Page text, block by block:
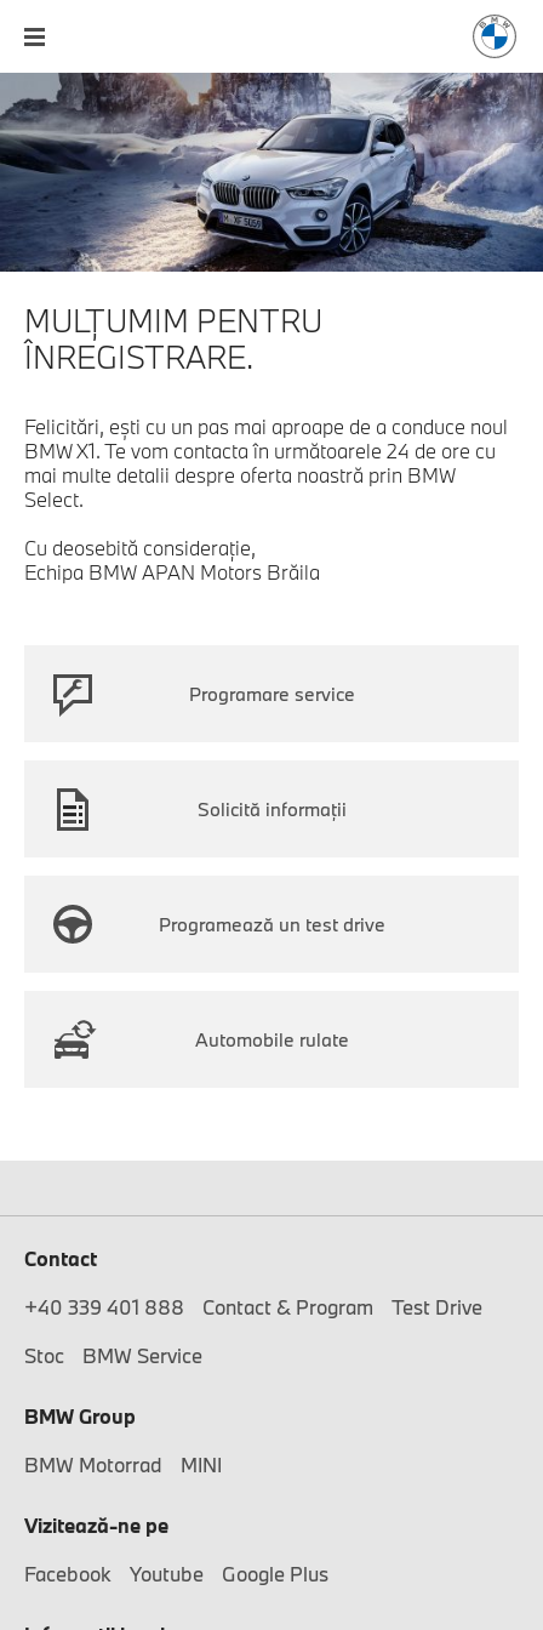
MULŢUMIM PENTRU
ÎNREGISTRARE.
Felicitări, eşti cu un pas mai aproape de a conduce noul
BMW X1. Te vom contacta în următoarele 24 de ore cu
mai multe detalii despre oferta noastră prin BMW
Select.
Cu deosebită consideraţie,
Echipa BMW APAN Motors Brăila
Programare service
Solicită informații
Programează un test drive
Automobile rulate
Contact
+40 339 401 888
Contact & Program
Test Drive
Stoc
BMW Service
BMW Group
BMW Motorrad
MINI
Vizitează-ne pe
Facebook
Youtube Google Plus